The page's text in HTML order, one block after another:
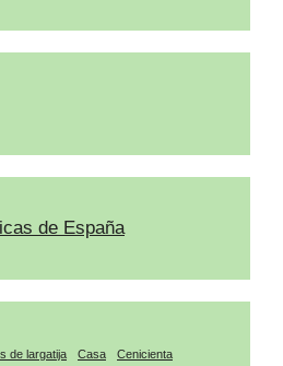
de España
de largatija Casa Cenicienta